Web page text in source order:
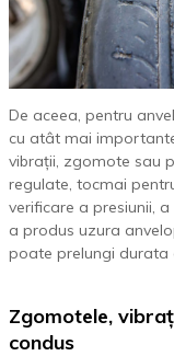
De aceea, pentru
cu atât mai
vibrații, zgomote sau
regulate, tocmai
verificare a presiunii,
a produs uzura
poate prelungi durata
Zgomotele,
condus